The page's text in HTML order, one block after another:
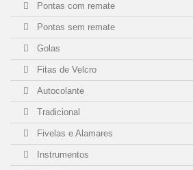
Pontas com remate
Pontas sem remate
Golas
Fitas de Velcro
Autocolante
Tradicional
Fivelas e Alamares
Instrumentos